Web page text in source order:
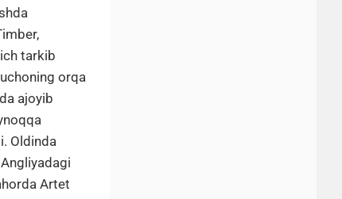
tarkib
orqa
ajoyib
Oldinda
Artet